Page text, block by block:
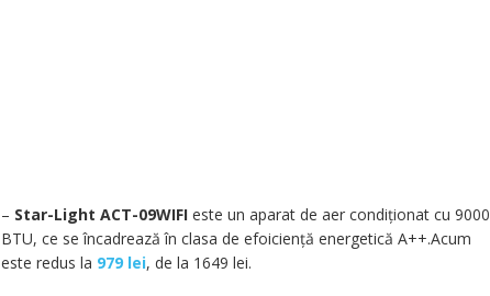
– Star-Light ACT-09WIFIeste un aparat de aer condiționat cu 9000
BTU, ce se încadrează în clasa de efoiciență energetică A++.Acum
este redus la 979 lei, de la 1649 lei.